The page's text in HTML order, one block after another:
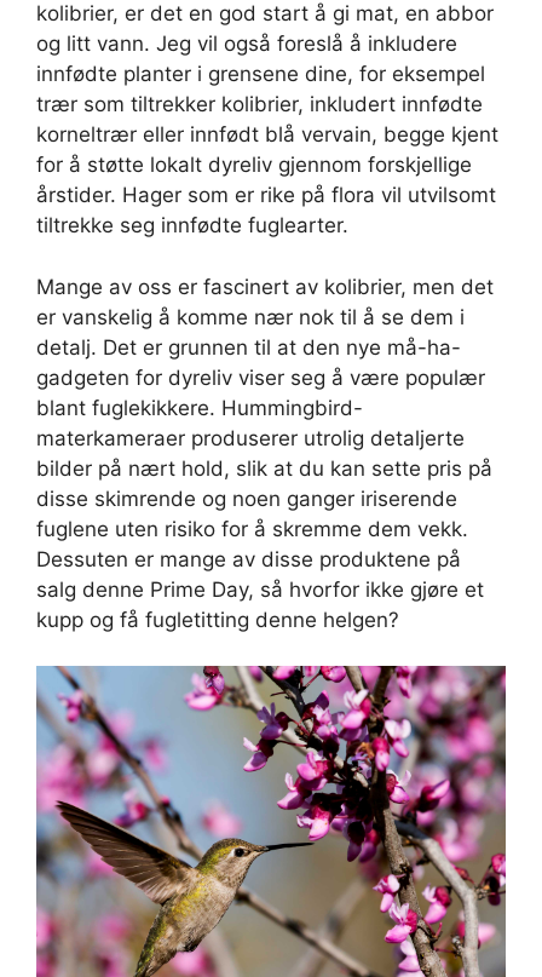
kolibrier, er det en god start å gi mat, en abbor
og litt vann. Jeg vil også foreslå å inkludere
innfødte planter i grensene dine, for eksempel
trær som tiltrekker kolibrier, inkludert innfødte
korneltrær eller innfødt blå vervain, begge kjent
for å støtte lokalt dyreliv gjennom forskjellige
årstider. Hager som er rike på flora vil utvilsomt
tiltrekke seg innfødte fuglearter.
Mange av oss er fascinert av kolibrier, men det
er vanskelig å komme nær nok til å se dem i
detalj. Det er grunnen til at den nye må-ha-
gadgeten for dyreliv viser seg å være populær
blant fuglekikkere. Hummingbird-
materkameraer produserer utrolig detaljerte
bilder på nært hold, slik at du kan sette pris på
disse skimrende og noen ganger iriserende
fuglene uten risiko for å skremme dem vekk.
Dessuten er mange av disse produktene på
salg denne Prime Day, så hvorfor ikke gjøre et
kupp og få fugletitting denne helgen?